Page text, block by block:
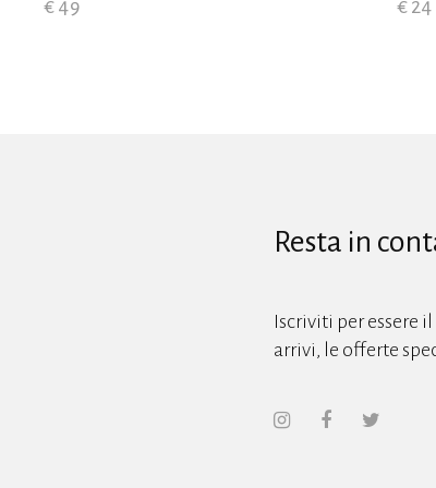
€ 49 € 24
Resta in
Iscriviti per essere
arrivi, le offerte